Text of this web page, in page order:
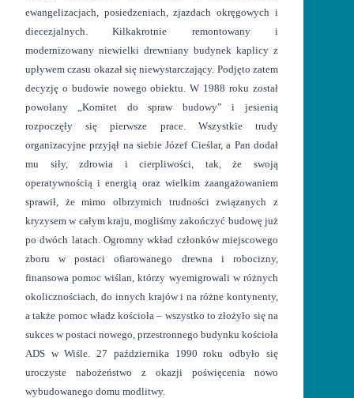
ewangelizacjach, posiedzeniach, zjazdach okręgowych i
diecezjalnych. Kilkakrotnie remontowany i
modernizowany niewielki drewniany budynek kaplicy z
upływem czasu okazał się niewystarczający. Podjęto zatem
decyzję o budowie nowego obiektu. W 1988 roku został
powołany „Komitet do spraw budowy” i jesienią
rozpoczęły się pierwsze prace. Wszystkie trudy
organizacyjne przyjął na siebie Józef Cieślar, a Pan dodał
mu siły, zdrowia i cierpliwości, tak, że swoją
operatywnością i energią oraz wielkim zaangażowaniem
sprawił, że mimo olbrzymich trudności związanych z
kryzysem w całym kraju, mogliśmy zakończyć budowę już
po dwóch latach. Ogromny wkład członków miejscowego
zboru w postaci ofiarowanego drewna i robocizny,
finansowa pomoc wiślan, którzy wyemigrowali w różnych
okolicznościach, do innych krajów i na różne kontynenty,
a także pomoc władz kościoła – wszystko to złożyło się na
sukces w postaci nowego, przestronnego budynku kościoła
ADS w Wiśle. 27 października 1990 roku odbyło się
uroczyste nabożeństwo z okazji poświęcenia nowo
wybudowanego domu modlitwy.